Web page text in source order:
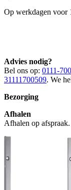
Op werkdagen voor
Advies nodig?
Bel ons op: 0111-
31111700509. We
Bezorging
Afhalen
Afhalen op afspraak.